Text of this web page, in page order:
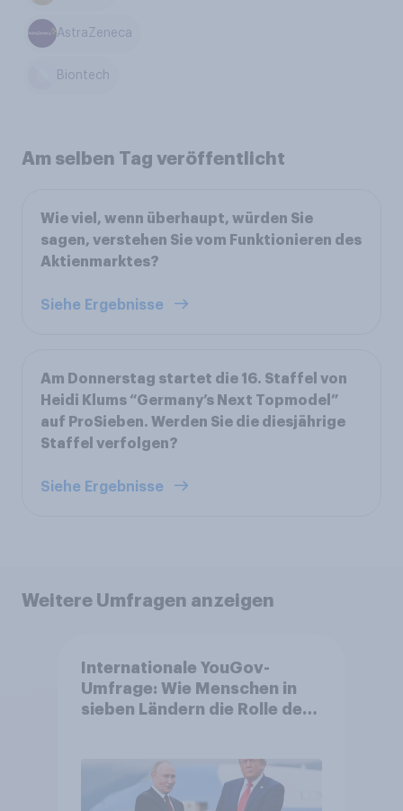
AstraZeneca
Biontech
Am selben Tag veröffentlicht
Wie viel, wenn überhaupt, würden Sie
sagen, verstehen Sie vom Funktionieren des
Aktienmarktes?
Siehe Ergebnisse
Am Donnerstag startet die 16. Staffel von
Heidi Klums “Germany’s Next Topmodel”
auf ProSieben. Werden Sie die diesjährige
Staffel verfolgen?
Siehe Ergebnisse
Weitere Umfragen anzeigen
Internationale YouGov-
Umfrage: Wie Menschen in
sieben Ländern die Rolle der
Bedrohungen und Bündnisse
bewerten